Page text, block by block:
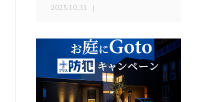
2025.10.31